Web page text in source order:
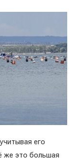
его
же это большая